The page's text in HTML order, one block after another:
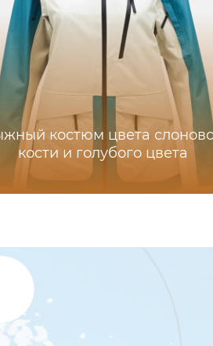
костюм цвета
кости и голубого цвета